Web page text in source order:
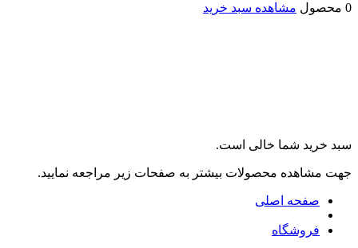
0 محصول
مشاهده سبد خرید
سبد خرید شما خالی است.
جهت مشاهده محصولات بیشتر به صفحات زیر مراجعه نمایید.
صفحه اصلی
فروشگاه